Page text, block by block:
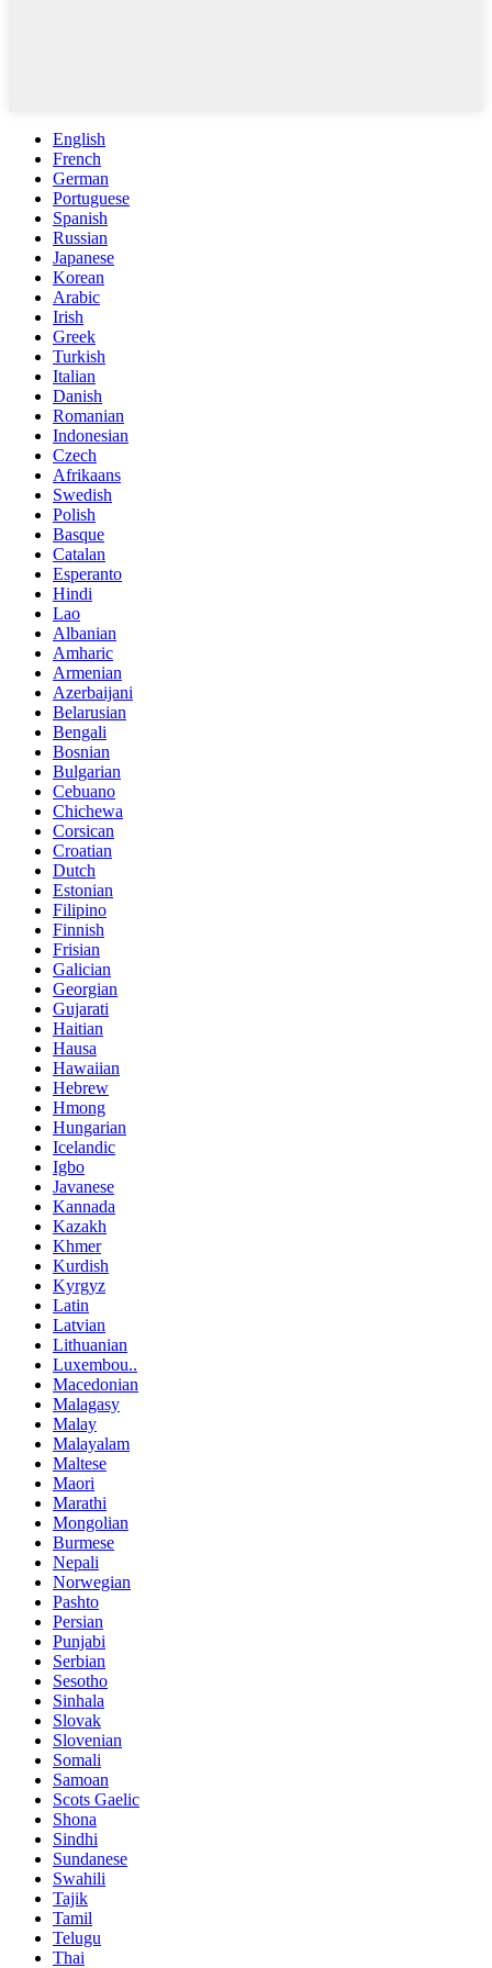
English
French
German
Portuguese
Spanish
Russian
Japanese
Korean
Arabic
Irish
Greek
Turkish
Italian
Danish
Romanian
Indonesian
Czech
Afrikaans
Swedish
Polish
Basque
Catalan
Esperanto
Hindi
Lao
Albanian
Amharic
Armenian
Azerbaijani
Belarusian
Bengali
Bosnian
Bulgarian
Cebuano
Chichewa
Corsican
Croatian
Dutch
Estonian
Filipino
Finnish
Frisian
Galician
Georgian
Gujarati
Haitian
Hausa
Hawaiian
Hebrew
Hmong
Hungarian
Icelandic
Igbo
Javanese
Kannada
Kazakh
Khmer
Kurdish
Kyrgyz
Latin
Latvian
Lithuanian
Luxembou..
Macedonian
Malagasy
Malay
Malayalam
Maltese
Maori
Marathi
Mongolian
Burmese
Nepali
Norwegian
Pashto
Persian
Punjabi
Serbian
Sesotho
Sinhala
Slovak
Slovenian
Somali
Samoan
Scots Gaelic
Shona
Sindhi
Sundanese
Swahili
Tajik
Tamil
Telugu
Thai